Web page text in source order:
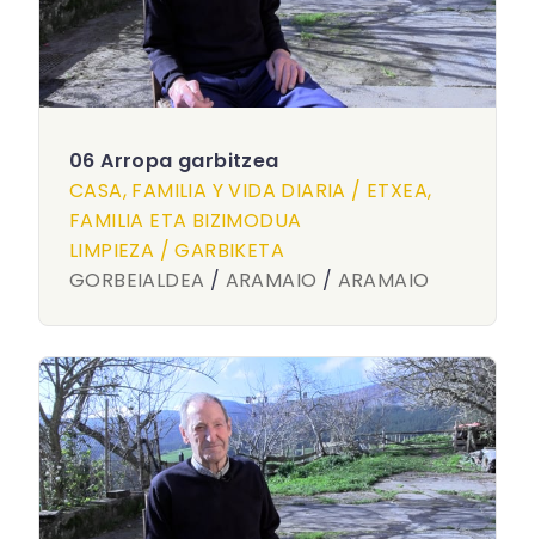
06 Arropa garbitzea
CASA, FAMILIA Y VIDA DIARIA / ETXEA,
FAMILIA ETA BIZIMODUA
LIMPIEZA / GARBIKETA
GORBEIALDEA / ARAMAIO / ARAMAIO